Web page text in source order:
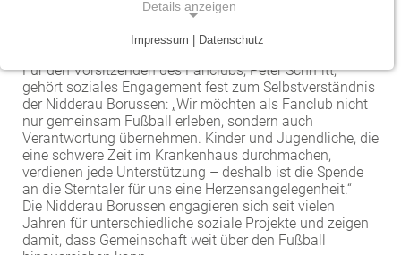
Vereinbarkeit von Beruf und Leben
Mitarbeitervorteile
Kinder- und Jugendmedizin
Neurologie
Psychiatrie und Psychotherapie
Anästhesiologie, operative Intensivmedizin und
Schmerztherapie
Gynäkologie und Geburtshilfe
Hals-, Nase- und Ohren-Erkrankungen
Traumazentrum
Tumorzentrum
Viszeralonkologisches Zentrum (Darm, Pankreas)
Vorhofflimmerzentrum
Zentrum für Arbeitsmedizin, Arbeitssicherheit und
Brandschutz
Zentrum für Kinderdiabetes (DDG)
Patientenfürsprecher
Physiotherapie
Seelsorge
Soziale Dienste
Alle Kliniken, Fachbereiche und Zentren
Spende unterstützt die Arbeit des Vereins, der Kindern,
Jugendlichen und ihren Familien während eines
Für den Vorsitzenden des Fanclubs, Peter Schmitt,
gehört soziales Engagement fest zum Selbstverständnis
der Nidderau Borussen: „Wir möchten als Fanclub nicht
nur gemeinsam Fußball erleben, sondern auch
Verantwortung übernehmen. Kinder und Jugendliche, die
eine schwere Zeit im Krankenhaus durchmachen,
verdienen jede Unterstützung – deshalb ist die Spende
an die Sterntaler für uns eine Herzensangelegenheit.“
Die Nidderau Borussen engagieren sich seit vielen
Jahren für unterschiedliche soziale Projekte und zeigen
damit, dass Gemeinschaft weit über den Fußball
Details anzeigen
Notwendige Cookies ermöglichen grundlegende
Funktionen und sind für die einwandfreie Funktion
der Website erforderlich.
Einverständnis-Cookie
Name:
cookie_consent
Impressum | Datenschutz